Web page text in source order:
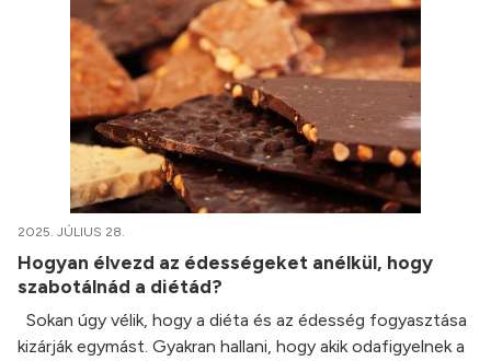
2025. JÚLIUS 28.
Hogyan élvezd az édességeket anélkül, hogy
szabotálnád a diétád?
Sokan úgy vélik, hogy a diéta és az édesség fogyasztása
kizárják egymást. Gyakran hallani, hogy akik odafigyelnek a